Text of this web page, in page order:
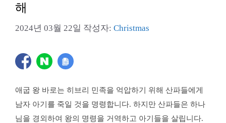
해
2024년 03월 22일 작성자: Christmas
애굽 왕 바로는 히브리 민족을 억압하기 위해 산파들에게
남자 아기를 죽일 것을 명령합니다. 하지만 산파들은 하나
님을 경외하여 왕의 명령을 거역하고 아기들을 살립니다.